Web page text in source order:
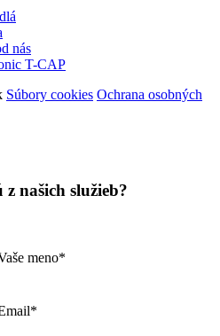
nás
T-CAP
Súbory cookies Ochrana osobných
našich služieb?
meno*
*